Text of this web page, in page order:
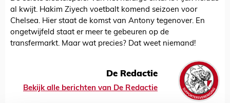
al kwijt. Hakim Ziyech voetbalt komend seizoen voor
Chelsea. Hier staat de komst van Antony tegenover. En
ongetwijfeld staat er meer te gebeuren op de
transfermarkt. Maar wat precies? Dat weet niemand!
De Redactie
Bekijk alle berichten van De Redactie